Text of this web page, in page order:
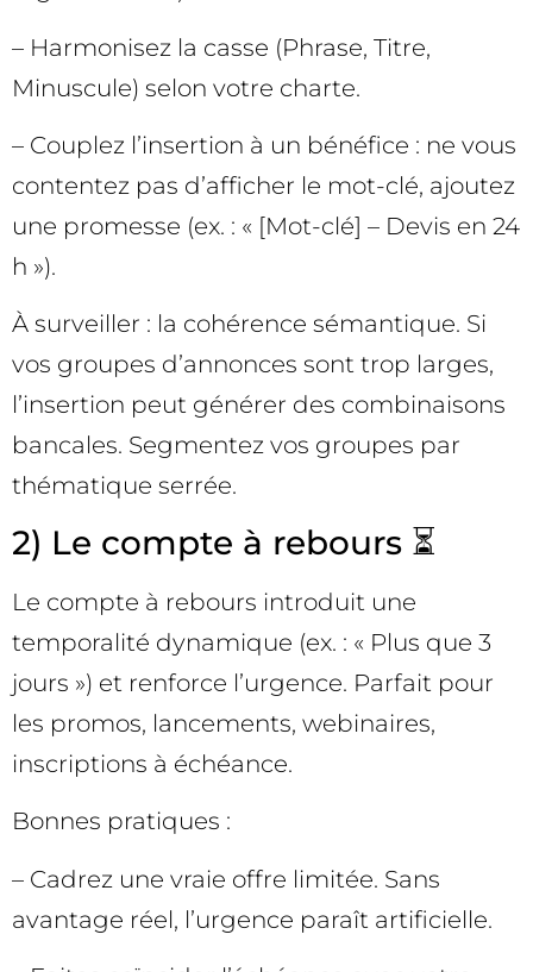
– Harmonisez la casse (Phrase, Titre,
Minuscule) selon votre charte.
– Couplez l’insertion à un bénéfice : ne vous
contentez pas d’afficher le mot-clé, ajoutez
une promesse (ex. : « [Mot-clé] – Devis en 24
h »).
À surveiller : la cohérence sémantique. Si
vos groupes d’annonces sont trop larges,
l’insertion peut générer des combinaisons
bancales. Segmentez vos groupes par
thématique serrée.
2) Le compte à rebours ⏳
Le compte à rebours introduit une
temporalité dynamique (ex. : « Plus que 3
jours ») et renforce l’urgence. Parfait pour
les promos, lancements, webinaires,
inscriptions à échéance.
Bonnes pratiques :
– Cadrez une vraie offre limitée. Sans
avantage réel, l’urgence paraît artificielle.